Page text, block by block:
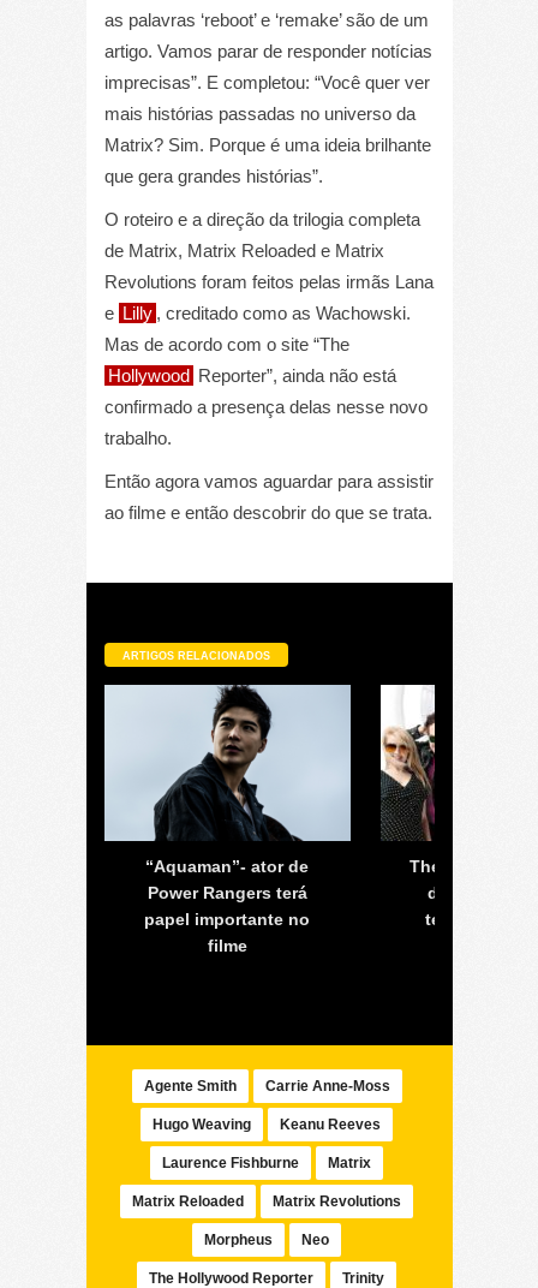
as palavras ‘reboot’ e ‘remake’ são de um
artigo. Vamos parar de responder notícias
imprecisas”. E completou: “Você quer ver
mais histórias passadas no universo da
Matrix? Sim. Porque é uma ideia brilhante
que gera grandes histórias”.
O roteiro e a direção da trilogia completa
de Matrix, Matrix Reloaded e Matrix
Revolutions foram feitos pelas irmãs Lana
e Lilly , creditado como as Wachowski.
Mas de acordo com o site “The
Hollywood Reporter”, ainda não está
confirmado a presença delas nesse novo
trabalho.
Então agora vamos aguardar para assistir
ao filme e então descobrir do que se trata.
ARTIGOS RELACIONADOS
“Aquaman”- ator de
Power Rangers terá
papel importante no
filme
The Big Bang
décima
termina na
Agente Smith Carrie Anne-Moss
Hugo Weaving Keanu Reeves
Laurence Fishburne Matrix
Matrix Reloaded Matrix Revolutions
Morpheus Neo
The Hollywood Reporter Trinity